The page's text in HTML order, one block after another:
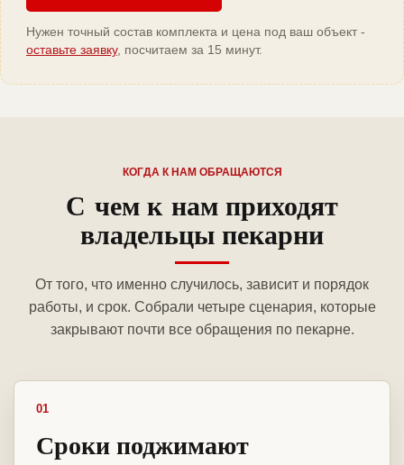
Нужен точный состав комплекта и цена под ваш объект -
оставьте заявку, посчитаем за 15 минут.
КОГДА К НАМ ОБРАЩАЮТСЯ
С чем к нам приходят
владельцы пекарни
От того, что именно случилось, зависит и порядок
работы, и срок. Собрали четыре сценария, которые
закрывают почти все обращения по пекарне.
01
Сроки поджимают